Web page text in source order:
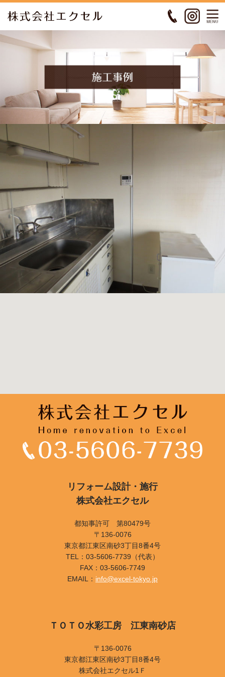
リフォーム設計・施行
株式会社エクセル
都知事許可 第80479号
〒136-0076
東京都江東区南砂3丁目8番4号
TEL：03-5606-7739（代表）
FAX：03-5606-7749
EMAIL： info@excel-tokyo.jp
ＴＯＴＯ水彩工房 江東南砂店
〒136-0076
東京都江東区南砂3丁目8番4号
株式会社エクセル1Ｆ